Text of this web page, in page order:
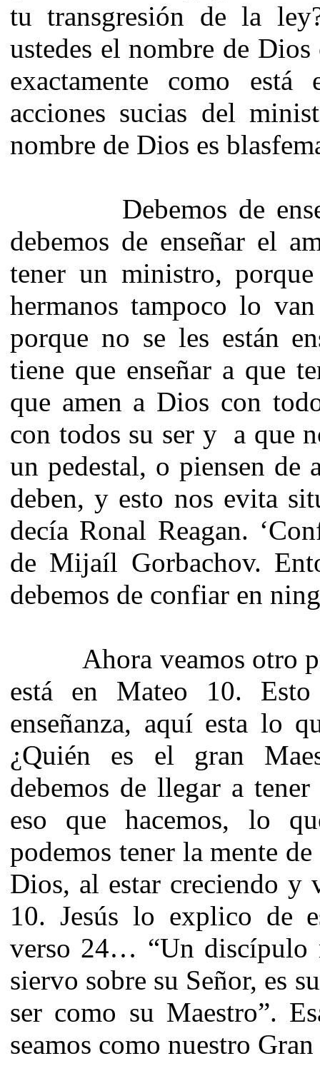
tu transgresión de la
ustedes el nombre de
exactamente como
acciones sucias del
nombre de Dios es
Debemos de
debemos de enseñar el
tener un ministro,
hermanos tampoco lo
porque no se les están
tiene que enseñar a que
que amen a Dios con
con todos su ser y a que
un pedestal, o piensen
deben, y esto nos evita
decía Ronal Reagan.
de Mijaíl Gorbachov.
debemos de confiar en
Ahora veamos otro
está en Mateo 10.
enseñanza, aquí esta lo
¿Quién es el gran
debemos de llegar a
eso que hacemos, lo
podemos tener la mente
Dios, al estar creciendo y
10. Jesús lo explico de
verso 24… “Un discípulo
siervo sobre su Señor, es
ser como su Maestro”.
seamos como nuestro